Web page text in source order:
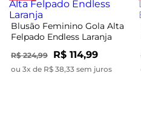
Blusão Feminino Gola Alta
Felpado Endless Laranja
R$ 224,99 R$ 114,99
ou 3x de R$ 38,33 sem juros